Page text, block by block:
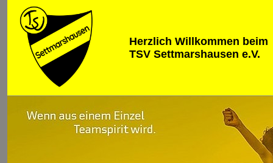
Herzlich Willkommen beim
TSV Settmarshausen e.V.